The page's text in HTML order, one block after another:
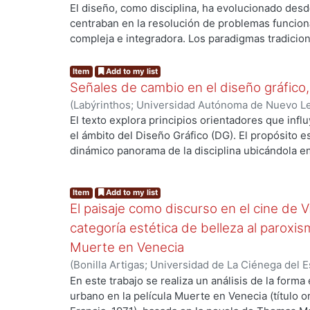
tanto vulneran a nuestra sociedad
(México), 2025) Fragoso-Susunaga, Olivia
El diseño, como disciplina, ha evolucionado
centraban en la resolución de problemas
compleja e integradora. Los paradigmas
diseño, pero el paradigma de la complejidad
abordar los desafíos contemporáneos. El
diseñadores a impensar su práctica,
que enfrentan son complejos,
el diseño se convierte en una actividad que no
también cuestionar de manera crítica la realidad.
diseñan se erigen como Homo complexus,
con un alto sentido de responsabilidad ética y
las implicaciones culturales, políticas y sociales
comprensión del impacto planetario que tiene
Antropoceno, siempre con la mirada puesta en
la reducción de las desigualdades y la
económicas que tanto laceran a la humanidad.
Item Add to my list
Señales de cambio en el diseño
(Labýrinthos; Universidad Autónoma de Nuevo
Susunaga, Olivia
El texto explora principios orientadores que
el ámbito del Diseño Gráfico (DG). El propósito
dinámico panorama de la disciplina ubicándola
que interactúan desde ámbitos locales,
intrincadas relaciones de acontecimientos que
estudiado el futuro del diseño con conceptos
plantea que las mencionadas formas de
disciplinar son cruciales para la construcción
vislumbrar la intrincada relación entre estos
esta visión resulta esencial para abordar el
manera más pertinente. El DG se caracteriza
Item Add to my list
El paisaje como discurso en el cine de
categoría estética de belleza al
Muerte en Venecia
(Bonilla Artigas; Universidad de La Ciénega del
(México),2024 )Fragoso-Susunaga, Olivia
En este trabajo se realiza un análisis de la
urbano en la película Muerte en Venecia (título